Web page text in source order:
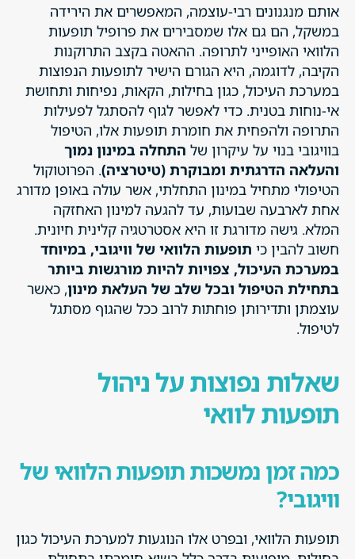
אותם מנגנונים רבי-עוצמה, המאפשרים את הירידה
במשקל, הם גם אלו שמסבירים את פרופיל תופעות
הלוואי האופייני לתרופה. ההאטה בקצב התרוקנות
הקיבה, לדוגמה, היא הגורם הישיר לתופעות הנפוצות
במערכת העיכול, כגון בחילות, הקאות, נפיחות ותחושת
אי-נוחות בטנית. כדי לאפשר לגוף להסתגל לפעילות
התרופה ולהפחית את חומרת תופעות אלו, הטיפול
בוויגובי בנוי על עיקרון של התחלה במינון נמוך
והעלאה הדרגתית ומבוקרת (טיטרציה). הפרוטוקול
הטיפולי מתחיל במינון התחלתי, אשר עולה באופן מדורג
אחת לארבעה שבועות, עד להגעה למינון האחזקה
המלא. גישה מדורגת זו היא אסטרטגיה קלינית חיונית.
חשוב להבין כי תופעות הלוואי של וויגובי, במיוחד
במערכת העיכול, צפויות להיות מורגשות ביותר
בתחילת הטיפול ובכל שלב של העלאת מינון, כאשר
עוצמתן ותדירותן פוחתות לרוב ככל שהגוף מסתגל
לטיפול.
שאלות נפוצות על ניהול
תופעות לוואי
כמה זמן נמשכות תופעות הלוואי של
וויגובי?
תופעות הלוואי, ובפרט אלו הנוגעות למערכת העיכול כגון